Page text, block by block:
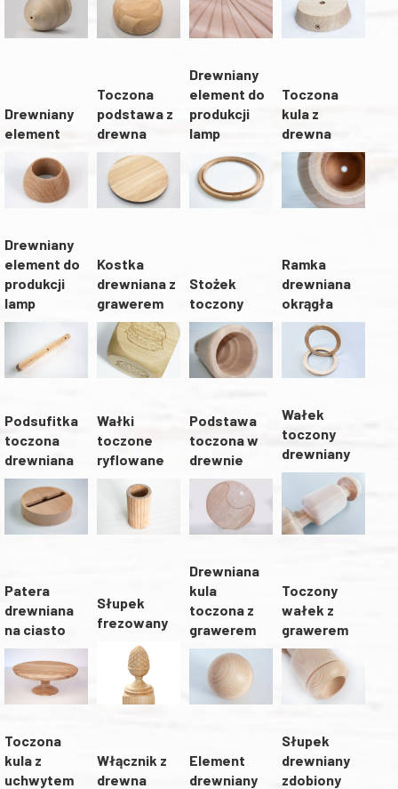
Drewniany
element
Toczona
podstawa z
drewna
Drewniany
element do
produkcji
lamp
Toczona
kula z
drewna
Drewniany
element do
produkcji
lamp
Kostka
drewniana z
grawerem
Stożek
toczony
Ramka
drewniana
okrągła
Podsufitka
toczona
drewniana
Wałki
toczone
ryflowane
Podstawa
toczona w
drewnie
Wałek
toczony
drewniany
Patera
drewniana
na ciasto
Słupek
frezowany
Drewniana
kula
toczona z
grawerem
Toczony
wałek z
grawerem
Toczona
kula z
uchwytem
Włącznik z
drewna
Element
drewniany
Słupek
drewniany
zdobiony